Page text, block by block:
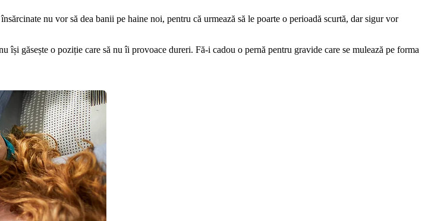
nu vor să dea banii pe haine noi, pentru că urmează să le poarte o perioadă scurtă, dar sigur vor
găsește o poziție care să nu îi provoace dureri. Fă-i cadou o pernă pentru gravide care se mulează pe forma